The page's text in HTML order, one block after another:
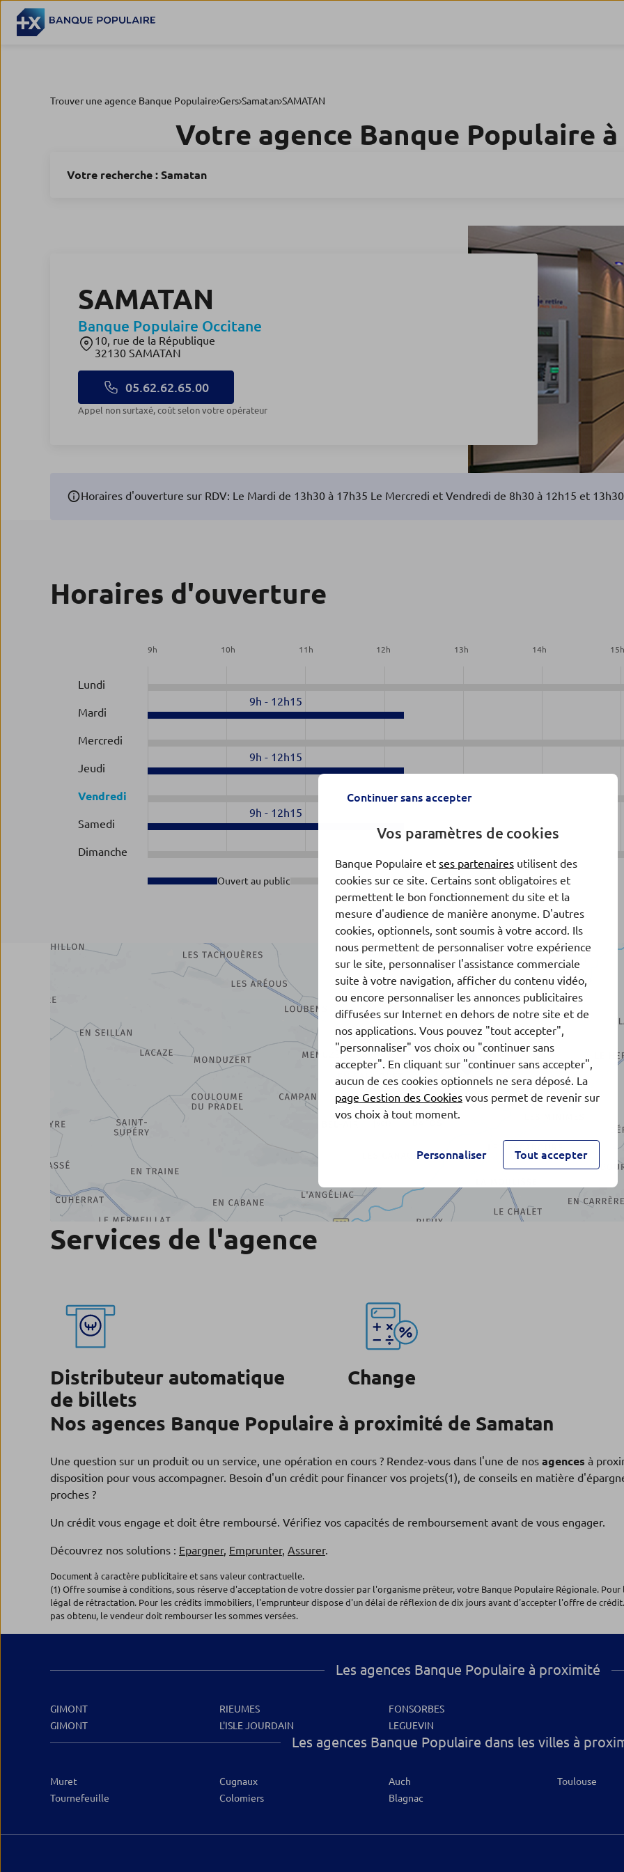
Trouver une agence Banque Populaire Gers Samatan SAMATAN
Votre agence Banque Populaire à
Votre recherche : Samatan
SAMATAN
Banque Populaire Occitane
10, rue de la République
32130 SAMATAN
05.62.62.65.00
Appel non surtaxé, coût selon votre opérateur
Horaires d'ouverture sur RDV: Le Mardi de 13h30 à 17h35 Le Mercredi et Vendredi de 8h30 à 12h15 et
Horaires d'ouverture
9h 10h 11 h 12h 13h 14h 15h
Lundi
Mardi
9h - 12h15
Mercredi
Jeudi
9h - 12h15
Vendredi
Samedi
9h - 12h15
Dimanche
Ouvert au public Fermé
Services de l'agence
Distributeur automatique
de billets
Change
Nos agences Banque Populaire à proximité de Samatan
Une question sur un produit ou un service, une opération en cours ? Rendez-vous dans l'une de nos agences à
disposition pour vous accompagner. Besoin d'un crédit pour financer vos projets(1), de conseils en matière
proches ?
Un crédit vous engage et doit être remboursé. Vérifiez vos capacités de remboursement avant de vous engager.
Découvrez nos solutions : Epargner, Emprunter, Assurer.
Document à caractère publicitaire et sans valeur contractuelle.
(1) Offre soumise à conditions, sous réserve d'acceptation de votre dossier par l'organisme prêteur, votre Banque Populaire Régionale.
légal de rétractation. Pour les crédits immobiliers, l'emprunteur dispose d'un délai de réflexion de dix jours avant d'accepter l'offre de
pas obtenu, le vendeur doit rembourser les sommes versées.
Les agences Banque Populaire à proximité
GIMONT
GIMONT
RIEUMES
L'ISLE JOURDAIN
FONSORBES
LEGUEVIN
Les agences Banque Populaire dans les villes à
Muret
Tournefeuille
Cugnaux
Colomiers
Auch
Blagnac
Toulouse
Continuer sans accepter
Vos paramètres de cookies
Banque Populaire et ses partenaires utilisent des
cookies sur ce site. Certains sont obligatoires et
permettent le bon fonctionnement du site et la
mesure d'audience de manière anonyme. D'autres
cookies, optionnels, sont soumis à votre accord. Ils
nous permettent de personnaliser votre expérience
sur le site, personnaliser l'assistance commerciale
suite à votre navigation, afficher du contenu vidéo,
ou encore personnaliser les annonces publicitaires
diffusées sur Internet en dehors de notre site et de
nos applications. Vous pouvez "tout accepter",
"personnaliser" vos choix ou "continuer sans
accepter". En cliquant sur "continuer sans accepter",
aucun de ces cookies optionnels ne sera déposé. La
page Gestion des Cookies vous permet de revenir sur
vos choix à tout moment.
Personnaliser Tout accepter